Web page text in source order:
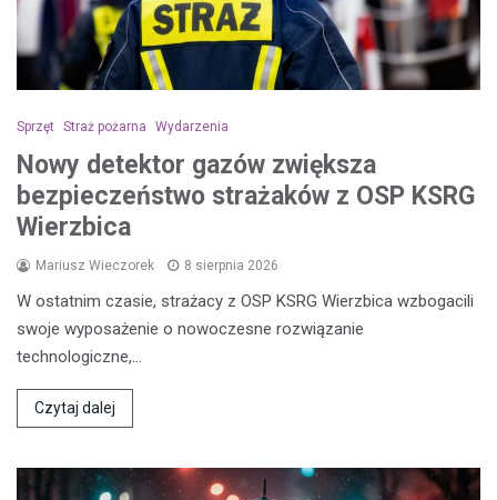
Sprzęt Straż pożarna Wydarzenia
Nowy detektor gazów zwiększa
bezpieczeństwo strażaków z OSP KSRG
Wierzbica
Mariusz Wieczorek 8 sierpnia 2026
W ostatnim czasie, strażacy z OSP KSRG Wierzbica wzbogacili
swoje wyposażenie o nowoczesne rozwiązanie
technologiczne,…
Czytaj dalej